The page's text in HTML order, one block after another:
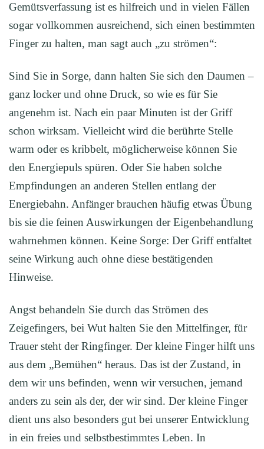
Gemütsverfassung ist es hilfreich und in vielen Fällen
sogar vollkommen ausreichend, sich einen bestimmten
Finger zu halten, man sagt auch „zu strömen“:
Sind Sie in Sorge, dann halten Sie sich den Daumen –
ganz locker und ohne Druck, so wie es für Sie
angenehm ist. Nach ein paar Minuten ist der Griff
schon wirksam. Vielleicht wird die berührte Stelle
warm oder es kribbelt, möglicherweise können Sie
den Energiepuls spüren. Oder Sie haben solche
Empfindungen an anderen Stellen entlang der
Energiebahn. Anfänger brauchen häufig etwas Übung
bis sie die feinen Auswirkungen der Eigenbehandlung
wahrnehmen können. Keine Sorge: Der Griff entfaltet
seine Wirkung auch ohne diese bestätigenden
Hinweise.
Angst behandeln Sie durch das Strömen des
Zeigefingers, bei Wut halten Sie den Mittelfinger, für
Trauer steht der Ringfinger. Der kleine Finger hilft uns
aus dem „Bemühen“ heraus. Das ist der Zustand, in
dem wir uns befinden, wenn wir versuchen, jemand
anders zu sein als der, der wir sind. Der kleine Finger
dient uns also besonders gut bei unserer Entwicklung
in ein freies und selbstbestimmtes Leben. In